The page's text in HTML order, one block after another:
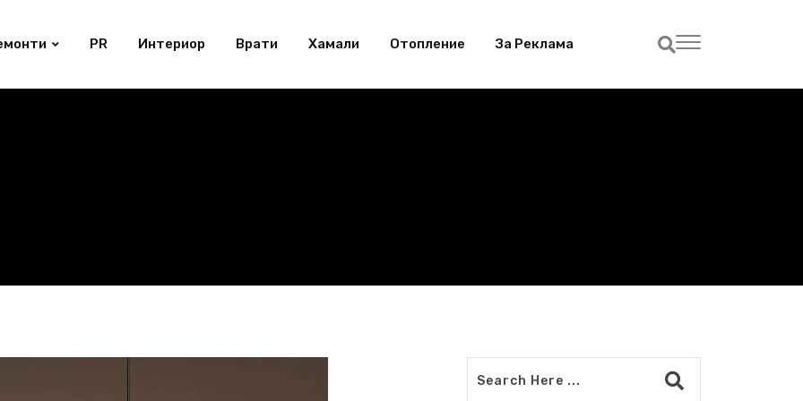
PR Интериор Врати Хамали Отопление За Реклама